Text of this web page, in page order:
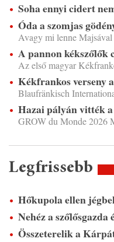
Soha ennyi cidert
Óda a szomjas
Avagy mi lenne
A pannon kékszőlők
Az első magyar
Kékfrankos verseny
Blaufränkisch
Hazai pályán vitték
GROW du Monde 2026
Legfrissebb
Hőkupola ellen
Nehéz a szőlősgazda
Összeterelik a